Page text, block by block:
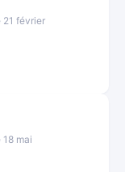
21 février
mai